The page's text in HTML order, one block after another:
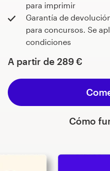
para imprimir
Garantía de
para concursos. Se
condiciones
A partir de 289 €
Cómo